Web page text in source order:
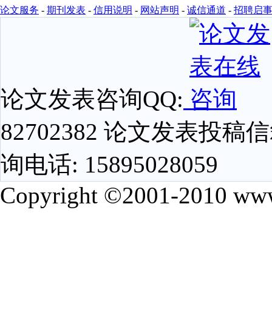
论文服务 - 期刊发表 - 信用说明 - 网站声明 - 诚信通道 - 招聘启事
论文发表咨询QQ:
82702382 论文发表投稿
询电话: 15895028059
Copyright ©2001-2010